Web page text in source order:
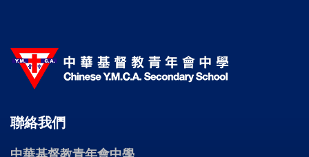
聯絡我們
中華基督教青年會中學